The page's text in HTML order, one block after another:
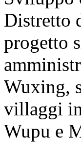
Distretto
progetto
Wuxing,
villaggi
Wupu e